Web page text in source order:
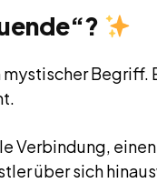
Begriff.
Verbindung,
über sich